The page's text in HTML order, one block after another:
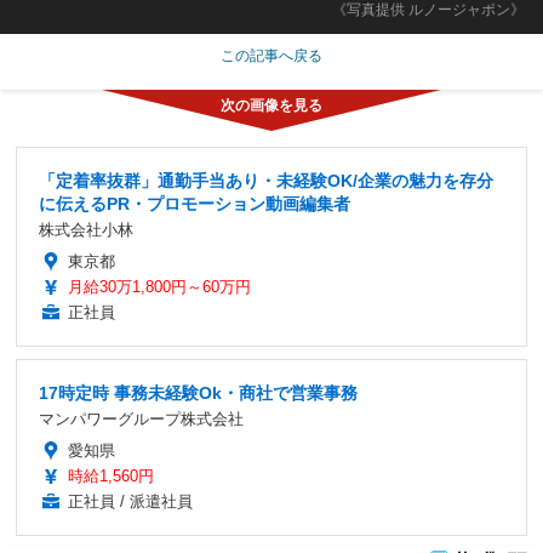
《写真提供 ルノージャポン》
この記事へ戻る
「定着率抜群」通勤手当あり・未経験OK/企業の魅力を存分
に伝えるPR・プロモーション動画編集者
株式会社小林
東京都
月給30万1,800円～60万円
正社員
17時定時 事務未経験Ok・商社で営業事務
マンパワーグループ株式会社
愛知県
時給1,560円
正社員 / 派遣社員